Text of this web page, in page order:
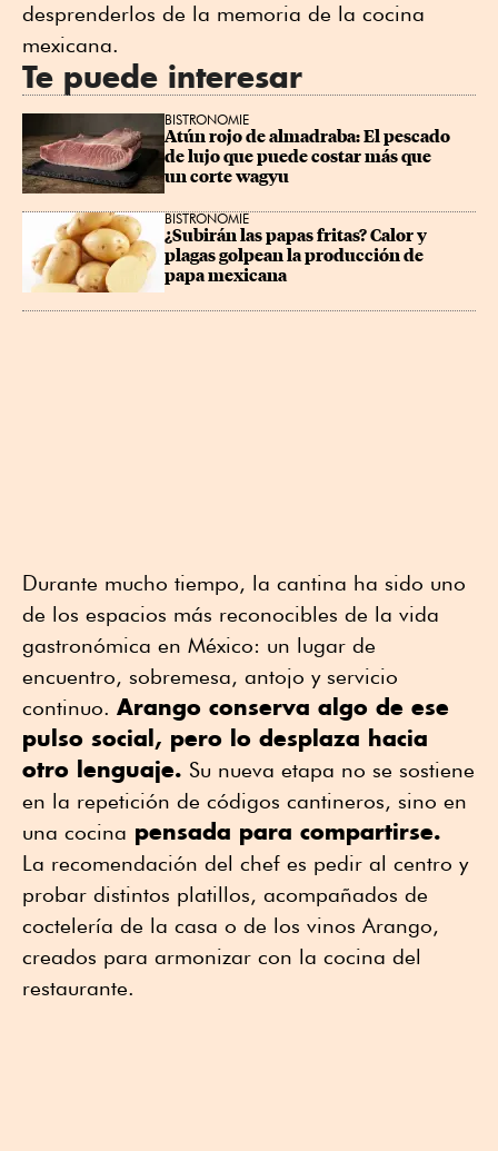
desprenderlos de la memoria de la cocina
mexicana.
Te puede interesar
BISTRONOMIE
Atún rojo de almadraba: El pescado
de lujo que puede costar más que
un corte wagyu
BISTRONOMIE
¿Subirán las papas fritas? Calor y
plagas golpean la producción de
papa mexicana
Durante mucho tiempo, la cantina ha sido uno
de los espacios más reconocibles de la vida
gastronómica en México: un lugar de
encuentro, sobremesa, antojo y servicio
continuo. Arango conserva algo de ese
pulso social, pero lo desplaza hacia
otro lenguaje. Su nueva etapa no se sostiene
en la repetición de códigos cantineros, sino en
una cocina pensada para compartirse.
La recomendación del chef es pedir al centro y
probar distintos platillos, acompañados de
coctelería de la casa o de los vinos Arango,
creados para armonizar con la cocina del
restaurante.